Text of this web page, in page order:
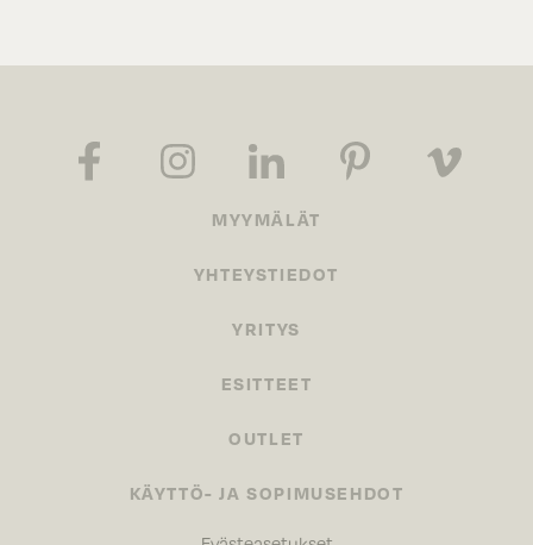
MYYMÄLÄT
YHTEYSTIEDOT
YRITYS
ESITTEET
OUTLET
KÄYTTÖ- JA SOPIMUSEHDOT